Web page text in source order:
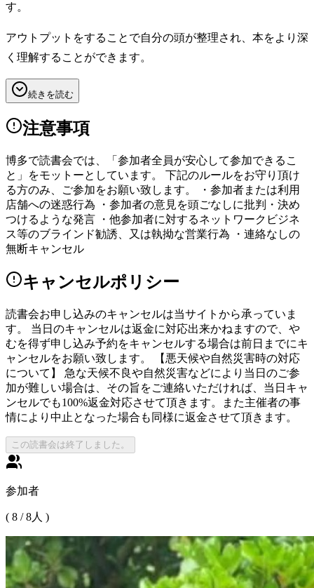
す。
アウトプットをすることで自分の頭が整理され、本をより深
く理解することができます。
続きを読む
注意事項
博多で読書会では、「参加者全員が安心して参加できるこ
と」をモットーとしています。 下記のルールをお守り頂け
る方のみ、ご参加をお願い致します。 ・参加者または利用
店舗への迷惑行為 ・参加者の意見を頭ごなしに批判・決め
つけるような発言 ・他参加者に対するネットワークビジネ
ス等のブラインド勧誘、又は執拗な営業行為 ・連絡なしの
無断キャンセル
キャンセルポリシー
読書会お申し込みのキャンセルは当サイトから承っていま
す。 当日のキャンセルは返金に対応出来かねますので、や
むを得ず申し込み予約をキャンセルする場合は前日までにキ
ャンセルをお願い致します。 【悪天候や自然災害時の対応
について】 急な天候不良や自然災害などにより当日のご参
加が難しい場合は、その旨をご連絡いただければ、当日キャ
ンセルでも100%返金対応させて頂きます。また主催者の事
情により中止となった場合も同様に返金させて頂きます。
この読書会は終了しました。
参加者
( 8 /8人 )